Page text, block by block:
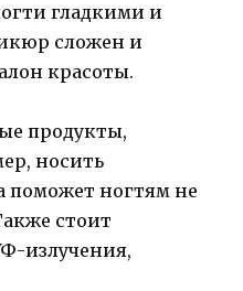
гладкими и
сложен и
красоты.
продукты,
носить
поможет ногтям не
стоит
излучения,